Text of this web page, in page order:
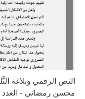
النص الرقمي وبلاغة